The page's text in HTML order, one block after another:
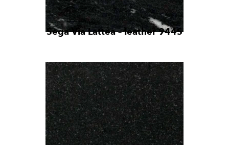
Sega Via Lattea – leather 944S